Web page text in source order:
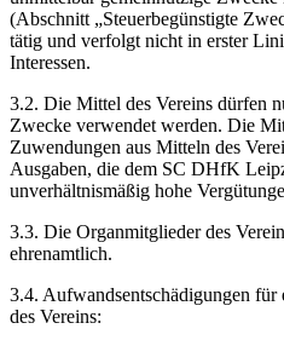
(Abschnitt „Steuerbegünstigte
tätig und verfolgt nicht in erster
Interessen.
3.2. Die Mittel des Vereins dürfen
Zwecke verwendet werden. Die
Zuwendungen aus Mitteln des
Ausgaben, die dem SC DHfK
unverhältnismäßig hohe
3.3. Die Organmitglieder des
ehrenamtlich.
3.4. Aufwandsentschädigungen
des Vereins: